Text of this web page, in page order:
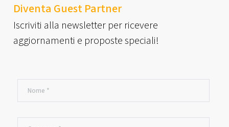
Diventa Guest Partner
Iscriviti alla newsletter per ricevere
aggiornamenti e proposte speciali!